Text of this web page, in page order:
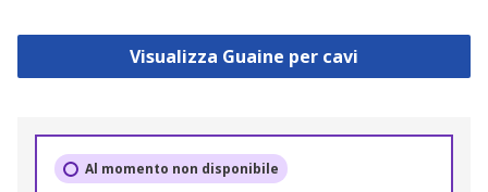
Visualizza Guaine per cavi
Al momento non disponibile